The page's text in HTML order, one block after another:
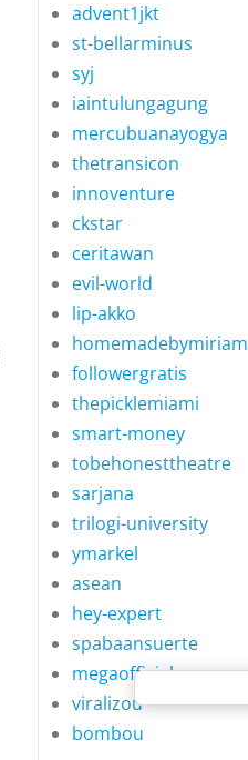
advent1jkt
st-bellarminus
syj
iaintulungagung
mercubuanayogya
thetransicon
innoventure
ckstar
ceritawan
evil-world
lip-akko
homemadebymiriam
followergratis
thepicklemiami
smart-money
tobehonesttheatre
sarjana
trilogi-university
ymarkel
asean
hey-expert
spabaansuerte
megaofficial
viralizou
bombou